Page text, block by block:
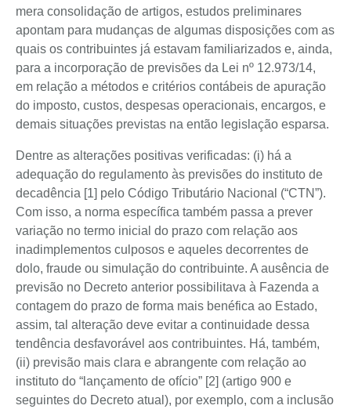
mera consolidação de artigos, estudos preliminares
apontam para mudanças de algumas disposições com as
quais os contribuintes já estavam familiarizados e, ainda,
para a incorporação de previsões da Lei nº 12.973/14,
em relação a métodos e critérios contábeis de apuração
do imposto, custos, despesas operacionais, encargos, e
demais situações previstas na então legislação esparsa.
Dentre as alterações positivas verificadas: (i) há a
adequação do regulamento às previsões do instituto de
decadência [1] pelo Código Tributário Nacional (“CTN”).
Com isso, a norma específica também passa a prever
variação no termo inicial do prazo com relação aos
inadimplementos culposos e aqueles decorrentes de
dolo, fraude ou simulação do contribuinte. A ausência de
previsão no Decreto anterior possibilitava à Fazenda a
contagem do prazo de forma mais benéfica ao Estado,
assim, tal alteração deve evitar a continuidade dessa
tendência desfavorável aos contribuintes. Há, também,
(ii) previsão mais clara e abrangente com relação ao
instituto do “lançamento de ofício” [2] (artigo 900 e
seguintes do Decreto atual), por exemplo, com a inclusão